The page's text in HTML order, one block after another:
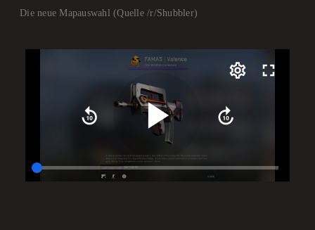
Die neue Mapauswahl (Quelle /r/Shubbler)